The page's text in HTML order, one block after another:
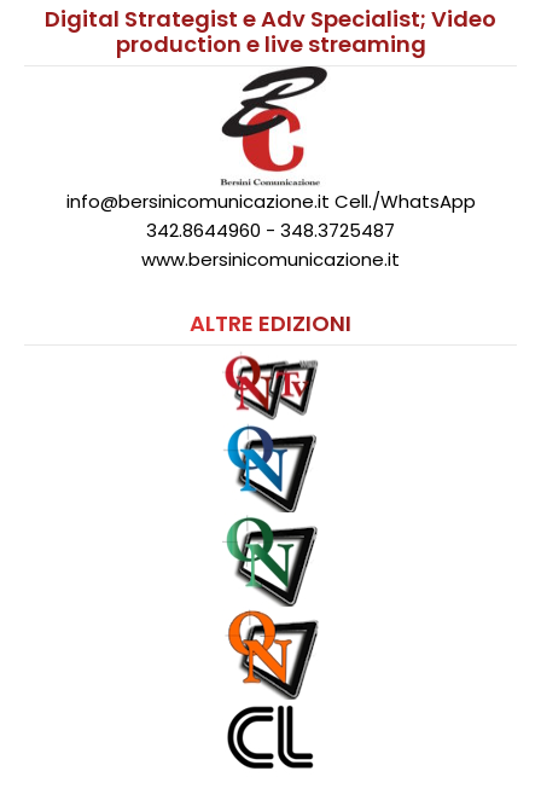
Digital Strategist e Adv Specialist; Video
production e live streaming
info@bersinicomunicazione.it Cell./WhatsApp
342.8644960 - 348.3725487
www.bersinicomunicazione.it
ALTRE EDIZIONI